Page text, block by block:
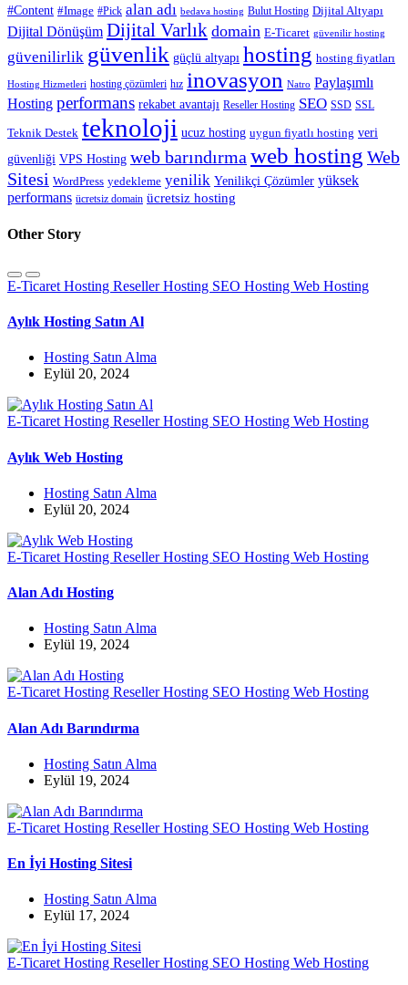
#Content #Image #Pick alan adı bedava hosting Bulut Hosting Dijital Altyapı
Dijital Dönüşüm Dijital Varlık domain E-Ticaret güvenilir hosting
güvenilirlik güvenlik güçlü altyapı hosting hosting fiyatları
Hosting Hizmetleri hosting çözümleri hız inovasyon Natro Paylaşımlı
Hosting performans rekabet avantajı Reseller Hosting SEO SSD SSL
Teknik Destek teknoloji ucuz hosting uygun fiyatlı hosting veri
güvenliği VPS Hosting web barındırma web hosting Web
Sitesi WordPress yedekleme yenilik Yenilikçi Çözümler yüksek
performans ücretsiz domain ücretsiz hosting
Other Story
E-Ticaret Hosting Reseller Hosting SEO Hosting Web Hosting
Aylık Hosting Satın Al
Hosting Satın Alma
Eylül 20, 2024
E-Ticaret Hosting Reseller Hosting SEO Hosting Web Hosting
Aylık Web Hosting
Hosting Satın Alma
Eylül 20, 2024
E-Ticaret Hosting Reseller Hosting SEO Hosting Web Hosting
Alan Adı Hosting
Hosting Satın Alma
Eylül 19, 2024
E-Ticaret Hosting Reseller Hosting SEO Hosting Web Hosting
Alan Adı Barındırma
Hosting Satın Alma
Eylül 19, 2024
E-Ticaret Hosting Reseller Hosting SEO Hosting Web Hosting
En İyi Hosting Sitesi
Hosting Satın Alma
Eylül 17, 2024
E-Ticaret Hosting Reseller Hosting SEO Hosting Web Hosting